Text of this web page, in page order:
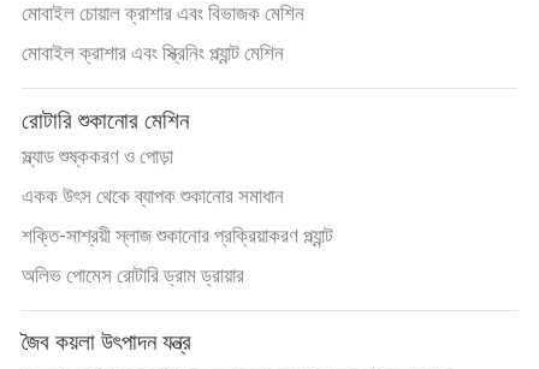
মোবাইল চোয়াল ক্রাশার এবং বিভাজক মেশিন
মোবাইল ক্রাশার এবং স্ক্রিনিং প্ল্যান্ট মেশিন
রোটারি শুকানোর মেশিন
স্ল্যাড শুষ্ককরণ ও পোড়া
একক উৎস থেকে ব্যাপক শুকানোর সমাধান
শক্তি-সাশ্রয়ী স্লাজ শুকানোর প্রক্রিয়াকরণ প্ল্যান্ট
অলিভ পোমেস রোটারি ড্রাম ড্রায়ার
জৈব কয়লা উৎপাদন যন্ত্র